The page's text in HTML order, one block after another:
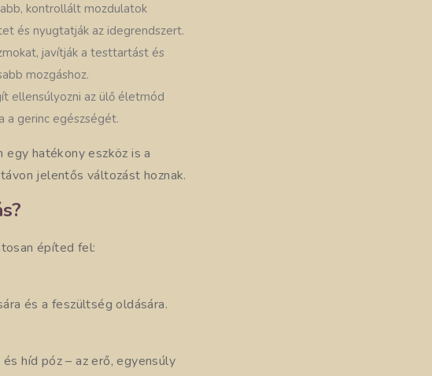
kontrollált mozdulatok
és nyugtatják az idegrendszert.
javítják a testtartást és
mozgáshoz.
ellensúlyozni az ülő életmód
a gerinc egészségét.
hatékony eszköz is a
jelentős változást hoznak.
építed fel:
és a feszültség oldására.
híd póz – az erő, egyensúly